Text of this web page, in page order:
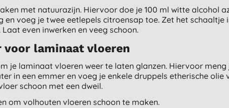
met natuurazijn. Hiervoor doe je 100 ml witte alcohol
voeg je twee eetlepels citroensap toe. Zet het schaaltje
even inwerken en veeg schoon.
laminaat vloeren
je laminaat vloeren weer te laten glanzen. Hiervoor meng
in een emmer en voeg je enkele druppels etherische olie
schoon met een dweil.
om volhouten vloeren schoon te maken.